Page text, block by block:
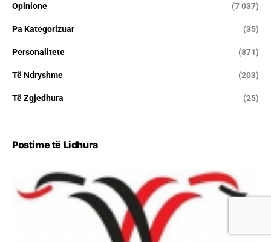
Opinione (7 037)
Pa Kategorizuar (35)
Personalitete (871)
Të Ndryshme (203)
Të Zgjedhura (25)
Postime të Lidhura